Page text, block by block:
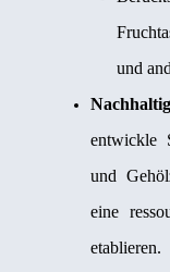
und
entwickle
und
eine
etablieren.